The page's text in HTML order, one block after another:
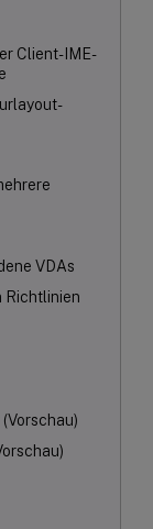
Client-IME-
VDAs
Richtlinien